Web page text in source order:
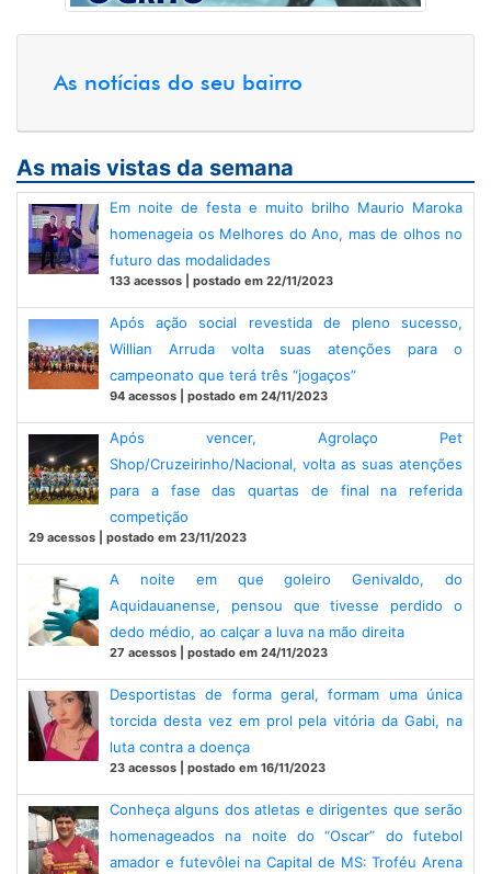
As notícias do seu bairro
As mais vistas da semana
Em noite de festa e muito brilho Maurio Maroka
homenageia os Melhores do Ano, mas de olhos no
futuro das modalidades
133 acessos | postado em 22/11/2023
Após ação social revestida de pleno sucesso,
Willian Arruda volta suas atenções para o
campeonato que terá três “jogaços”
94 acessos | postado em 24/11/2023
Após vencer, Agrolaço Pet
Shop/Cruzeirinho/Nacional, volta as suas atenções
para a fase das quartas de final na referida
competição
29 acessos | postado em 23/11/2023
A noite em que goleiro Genivaldo, do
Aquidauanense, pensou que tivesse perdido o
dedo médio, ao calçar a luva na mão direita
27 acessos | postado em 24/11/2023
Desportistas de forma geral, formam uma única
torcida desta vez em prol pela vitória da Gabi, na
luta contra a doença
23 acessos | postado em 16/11/2023
Conheça alguns dos atletas e dirigentes que serão
homenageados na noite do “Oscar” do futebol
amador e futevôlei na Capital de MS: Troféu Arena